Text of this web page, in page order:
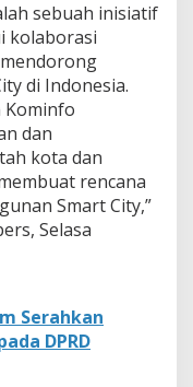
sebuah inisiatif
kolaborasi
di Indonesia.
Kominfo
dan
kota dan
rencana
Smart City,”
Selasa
Serahkan
DPRD